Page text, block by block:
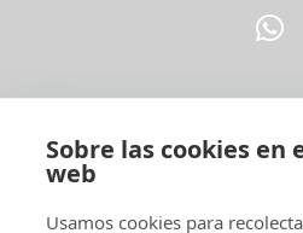
Sobre las cookies en
web
Usamos cookies para